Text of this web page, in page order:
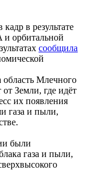
в результате
и орбитальной
сообщила
область Млечного
Земли, где идёт
их появления
газа и пыли,
были
газа и пыли,